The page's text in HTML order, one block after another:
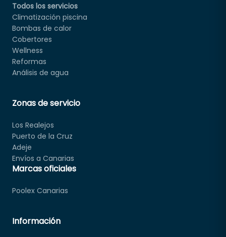
Todos los servicios
Climatización piscina
Bombas de calor
Cobertores
Wellness
Reformas
Análisis de agua
Zonas de servicio
Los Realejos
Puerto de la Cruz
Adeje
Envíos a Canarias
Marcas oficiales
Poolex Canarias
Información